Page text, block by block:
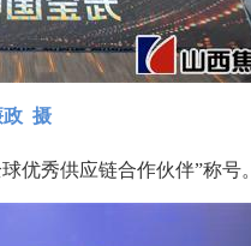
政 摄
优秀供应链合作伙伴”称号。